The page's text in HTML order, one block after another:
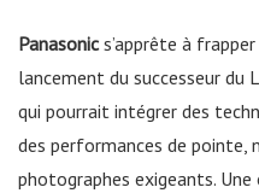
Panasonics’apprête à
lancement du successeur du
qui pourrait intégrer des
des performances de pointe,
photographes exigeants. Une